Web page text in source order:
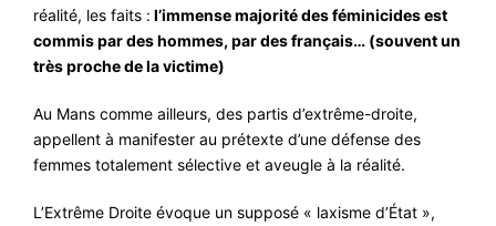
réalité, les faits : l’immense majorité des féminicides est
commis par des hommes, par des français… (souvent un
très proche de la victime)
Au Mans comme ailleurs, des partis d’extrême-droite,
appellent à manifester au prétexte d’une défense des
femmes totalement sélective et aveugle à la réalité.
L’Extrême Droite évoque un supposé « laxisme d’État »,